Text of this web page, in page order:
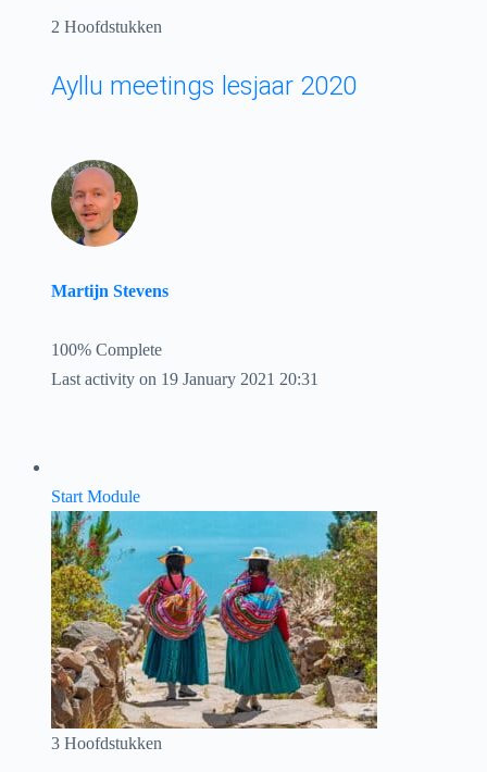
2 Hoofdstukken
Ayllu meetings lesjaar 2020
Martijn Stevens
100% Complete
Last activity on 19 January 2021 20:31
Start Module
3 Hoofdstukken